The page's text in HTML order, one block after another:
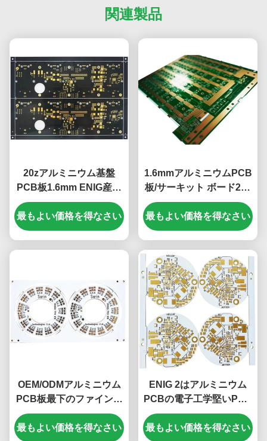
関連製品
20zアルミニウム基盤
PCB板1.6mm ENIG産業
管理委員会
最もよい価格を得なさい
1.6mmアルミニウムPCB
板/サーキット ボード20z
軽量のENIG
最もよい価格を得なさい
OEM/ODMアルミニウム
PCB板最下のファインダ
ーのパネルPCB板1.6mm
最もよい価格を得なさい
ENIG 2はアルミニウム
PCBの電子工学堅いPCB
材料1.55mmを層にする
最もよい価格を得なさい